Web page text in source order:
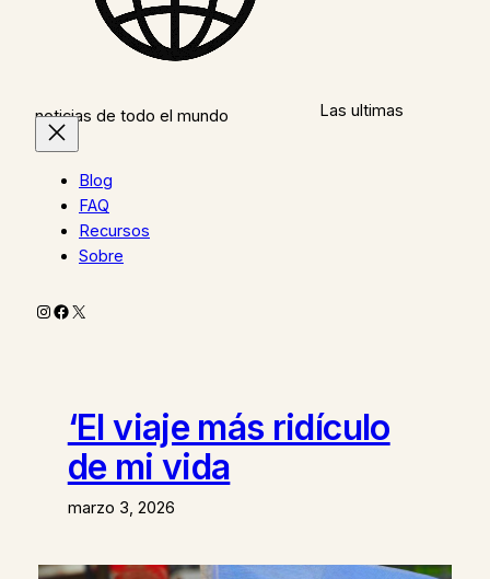
Las ultimas
noticias de todo el mundo
Blog
FAQ
Recursos
Sobre
Instagram
Facebook
X
‘El viaje más ridículo
de mi vida
marzo 3, 2026